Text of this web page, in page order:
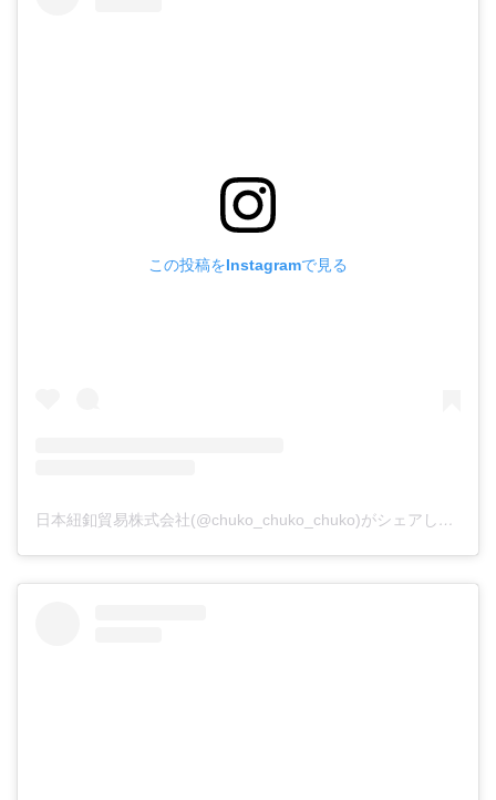
この投稿をInstagramで見る
日本紐釦貿易株式会社(@chuko_chuko_chuko)がシェアした投稿